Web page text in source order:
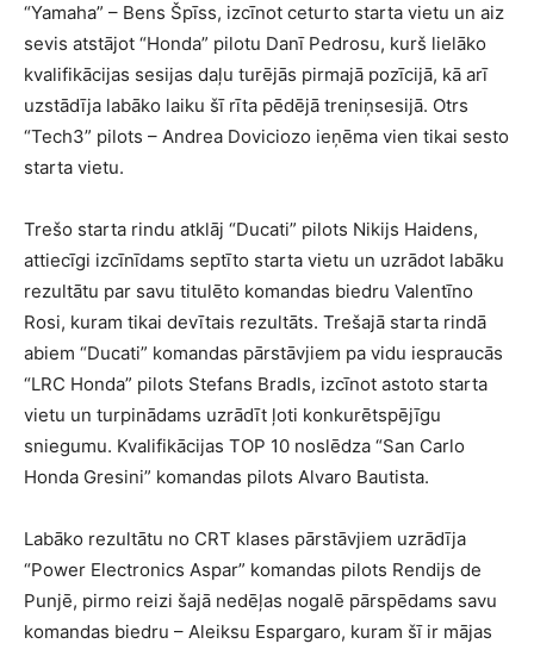
“Yamaha” – Bens Špīss, izcīnot ceturto starta vietu un aiz
sevis atstājot “Honda” pilotu Danī Pedrosu, kurš lielāko
kvalifikācijas sesijas daļu turējās pirmajā pozīcijā, kā arī
uzstādīja labāko laiku šī rīta pēdējā treniņsesijā. Otrs
“Tech3” pilots – Andrea Doviciozo ieņēma vien tikai sesto
starta vietu.
Trešo starta rindu atklāj “Ducati” pilots Nikijs Haidens,
attiecīgi izcīnīdams septīto starta vietu un uzrādot labāku
rezultātu par savu titulēto komandas biedru Valentīno
Rosi, kuram tikai devītais rezultāts. Trešajā starta rindā
abiem “Ducati” komandas pārstāvjiem pa vidu iespraucās
“LRC Honda” pilots Stefans Bradls, izcīnot astoto starta
vietu un turpinādams uzrādīt ļoti konkurētspējīgu
sniegumu. Kvalifikācijas TOP 10 noslēdza “San Carlo
Honda Gresini” komandas pilots Alvaro Bautista.
Labāko rezultātu no CRT klases pārstāvjiem uzrādīja
“Power Electronics Aspar” komandas pilots Rendijs de
Punjē, pirmo reizi šajā nedēļas nogalē pārspēdams savu
komandas biedru – Aleiksu Espargaro, kuram šī ir mājas